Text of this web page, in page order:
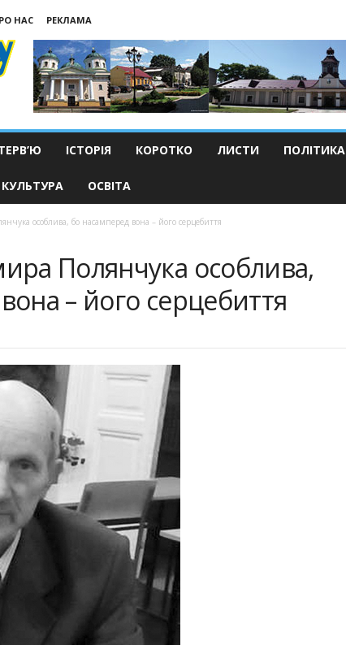
НАС
РЕКЛАМА
ІСТОРІЯ КОРОТКО ЛИСТИ ПОЛІТИКА
КУЛЬТУРА ОСВІТА
особлива, бо насамперед вона – його серцебиття
Полянчука особлива,
– його серцебиття